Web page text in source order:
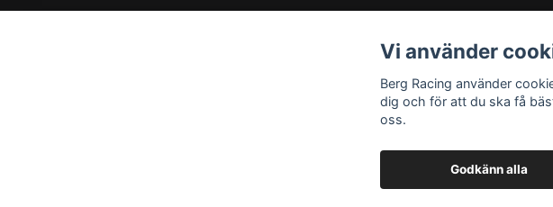
Vi använder
Berg Racing använder
dig och för att du ska få
oss.
Godkänn alla